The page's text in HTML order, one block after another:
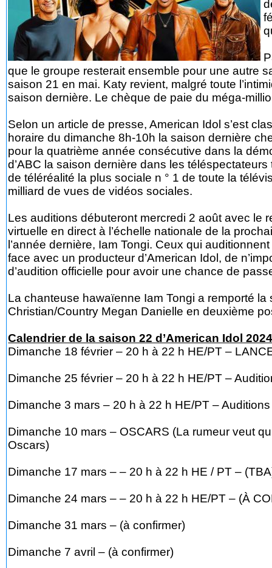
que le groupe resterait ensemble pour une autre
saison 21 en mai. Katy revient, malgré toute
saison dernière. Le chèque de paie du méga-
Selon un article de presse, American Idol s’est
horaire du dimanche 8h-10h la saison dernière
pour la quatrième année consécutive dans la
d’ABC la saison dernière dans les
de téléréalité la plus sociale n ° 1 de toute la
milliard de vues de vidéos sociales.
Les auditions débuteront mercredi 2 août avec le
virtuelle en direct à l’échelle nationale de la
l’année dernière, Iam Tongi. Ceux qui
face avec un producteur d’American Idol, de
d’audition officielle pour avoir une chance de
La chanteuse hawaïenne Iam Tongi a remporté
Christian/Country Megan Danielle en deuxième
Calendrier de la saison 22 d’American Idol
Dimanche 18 février – 20 h à 22 h HE/PT –
Dimanche 25 février – 20 h à 22 h HE/PT –
Dimanche 3 mars – 20 h à 22 h HE/PT –
Dimanche 10 mars – OSCARS (La rumeur veut
Oscars)
Dimanche 17 mars – – 20 h à 22 h HE / PT –
Dimanche 24 mars – – 20 h à 22 h HE/PT – (À
Dimanche 31 mars – (à confirmer)
Dimanche 7 avril – (à confirmer)